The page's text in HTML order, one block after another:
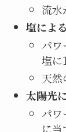
流水
塩によ
パワ
塩に
天然
太陽光
パワ
に当